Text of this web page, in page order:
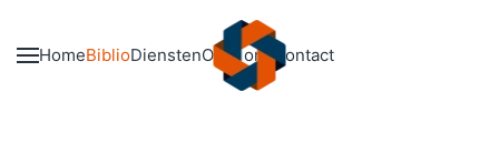
Skip to main content
HomeBiblioDienstenOver onsContact